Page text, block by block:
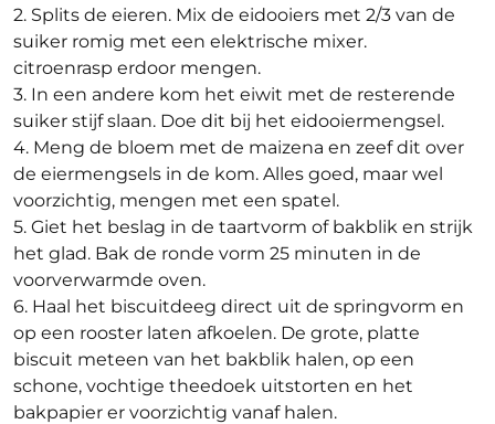
2. Splits de eieren. Mix de eidooiers met 2/3 van de
suiker romig met een elektrische mixer.
citroenrasp erdoor mengen.
3. In een andere kom het eiwit met de resterende
suiker stijf slaan. Doe dit bij het eidooiermengsel.
4. Meng de bloem met de maizena en zeef dit over
de eiermengsels in de kom. Alles goed, maar wel
voorzichtig, mengen met een spatel.
5. Giet het beslag in de taartvorm of bakblik en strijk
het glad. Bak de ronde vorm 25 minuten in de
voorverwarmde oven.
6. Haal het biscuitdeeg direct uit de springvorm en
op een rooster laten afkoelen. De grote, platte
biscuit meteen van het bakblik halen, op een
schone, vochtige theedoek uitstorten en het
bakpapier er voorzichtig vanaf halen.